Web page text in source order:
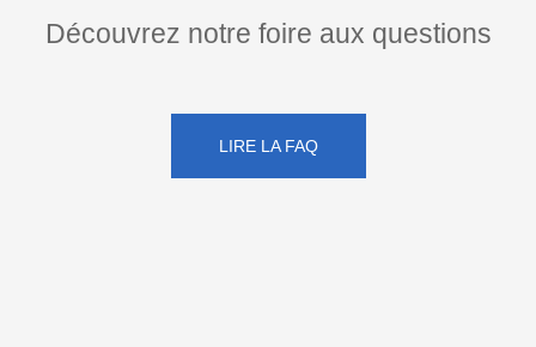
Découvrez notre foire aux questions
LIRE LA FAQ